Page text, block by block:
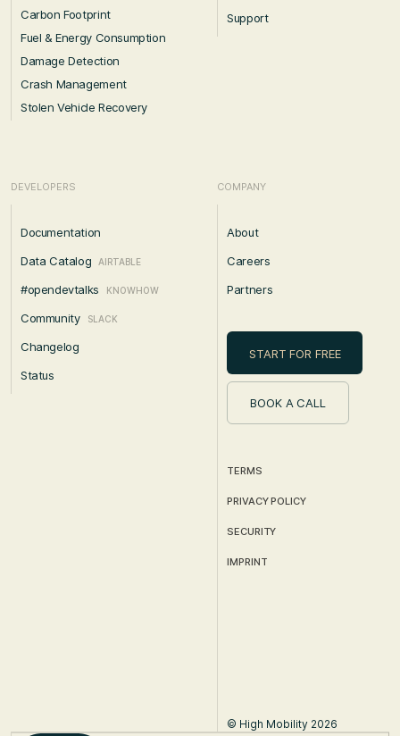
Carbon Footprint
Fuel & Energy Consumption
Damage Detection
Crash Management
Stolen Vehicle Recovery
Support
DEVELOPERS
Documentation
Data Catalog
AIRTABLE
#opendevtalks KNOWHOW
Community SLACK
Changelog
Status
COMPANY
About
Careers
Partners
START FOR FREE
BOOK A CALL
TERMS
PRIVACY POLICY
SECURITY
IMPRINT
© High Mobility 2026